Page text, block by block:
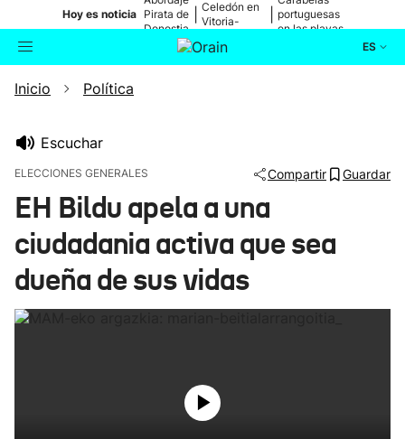
Hoy es noticia Pirata de
Donostia
Celedón en
Vitoria-
portuguesas
en las playas
ES
Buscador
Ikusmiran
Eguraldia
Inicio Política
Escuchar
ELECCIONES GENERALES Compartir Guardar
EH Bildu apela a una
ciudadania activa que sea
dueña de sus vidas